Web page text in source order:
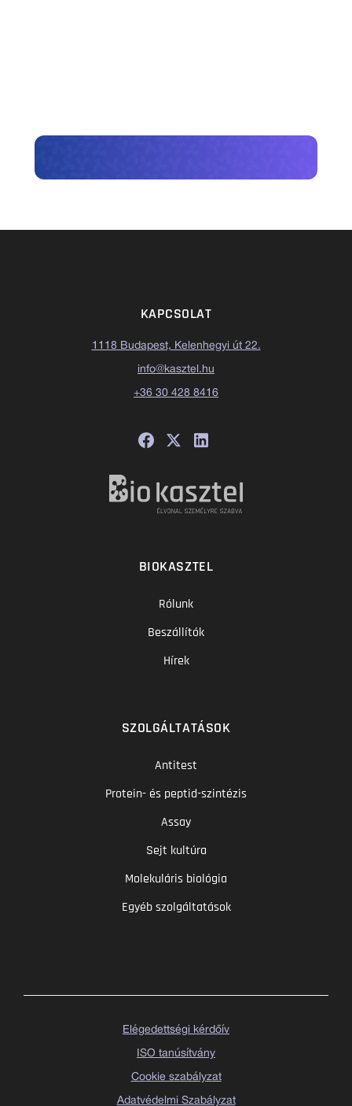
KAPCSOLAT
1118 Budapest, Kelenhegyi út 22.
info@kasztel.hu
+36 30 428 8416
BIOKASZTEL
Rólunk
Beszállítók
Hírek
SZOLGÁLTATÁSOK
Antitest
Protein- és peptid-szintézis
Assay
Sejt kultúra
Molekuláris biológia
Egyéb szolgáltatások
Elégedettségi kérdőív
ISO tanúsítvány
Cookie szabályzat
Adatvédelmi Szabályzat